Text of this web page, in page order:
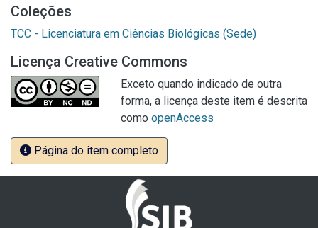
Coleções
TCC - Licenciatura em Ciências Biológicas (Sede)
Licença Creative Commons
Exceto quando indicado de outra
forma, a licença deste item é descrita
como openAccess
Página do item completo